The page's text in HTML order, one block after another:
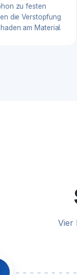
zu festen
die Verstopfung
am Material.
Vier